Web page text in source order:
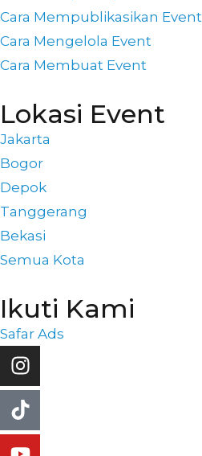
Cara Mempublikasikan Event
Cara Mengelola Event
Cara Membuat Event
Lokasi Event
Jakarta
Bogor
Depok
Tanggerang
Bekasi
Semua Kota
Ikuti Kami
Safar Ads